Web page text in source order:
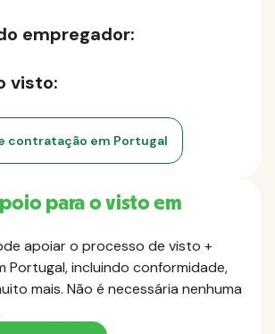
empregador:
visto:
contratação em Portugal
para o visto em
apoiar o processo de visto +
Portugal, incluindo conformidade,
mais. Não é necessária nenhuma